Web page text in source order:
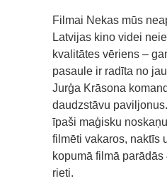
Filmai Nekas mūs
Latvijas kino videi
kvalitātes vēriens –
pasaule ir radīta no
Jurģa Krāsona
daudzstāvu
īpaši maģisku
filmēti vakaros, naktīs
kopumā filmā
rieti.